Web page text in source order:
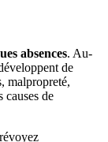
absences. Au-
de
malpropreté,
causes de